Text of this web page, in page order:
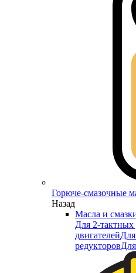
Горюче-смазочные
Назад
Масла и
Для 2-тактных
двигателей
редукторов